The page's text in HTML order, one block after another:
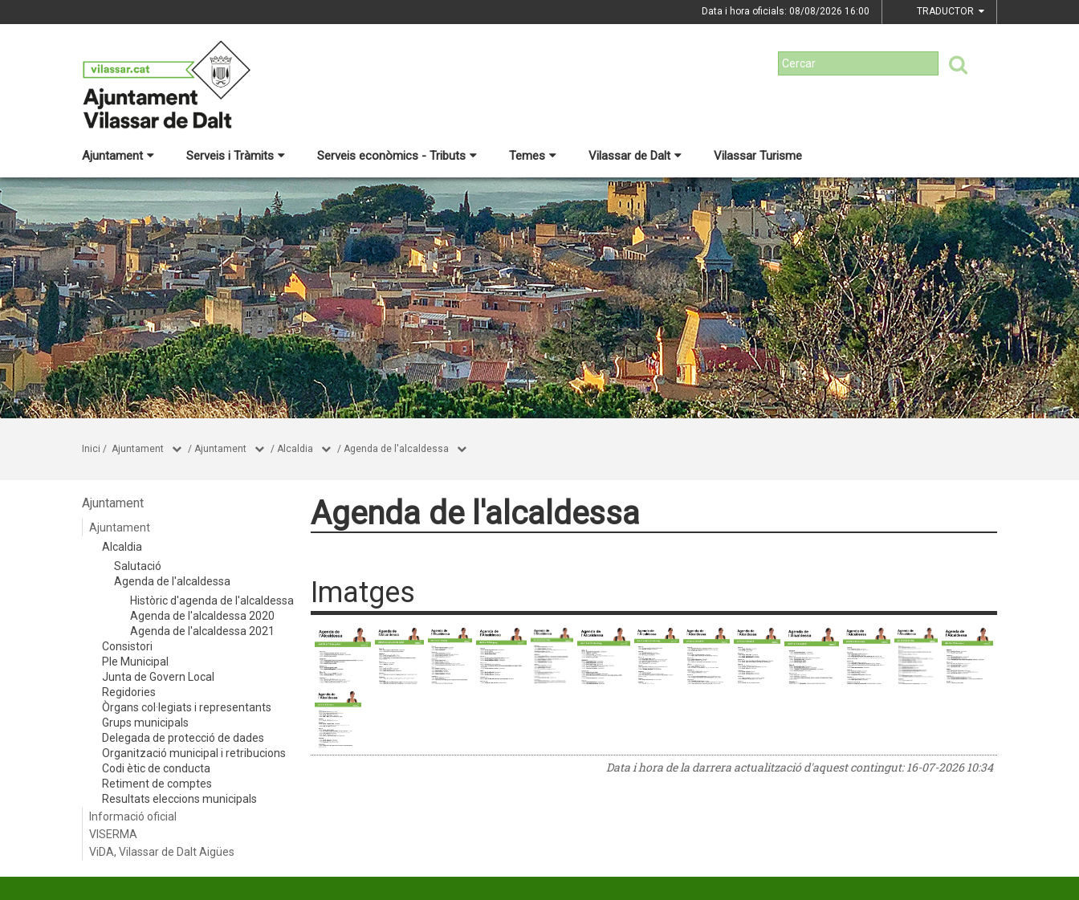
Data i hora oficials: 08/08/2026 16:00 TRADUCTOR
Ajuntament Serveis i Tràmits Serveis econòmics - Tributs Temes Vilassar de Dalt Vilassar Turisme
Inici / Ajuntament / Ajuntament / Alcaldia / Agenda de l'alcaldessa
Ajuntament
Ajuntament
Alcaldia
Salutació
Agenda de l'alcaldessa
Històric d'agenda de l'alcaldessa
Agenda de l'alcaldessa 2020
Agenda de l'alcaldessa 2021
Consistori
Ple Municipal
Junta de Govern Local
Regidories
Òrgans col·legiats i representants
Grups municipals
Delegada de protecció de dades
Organització municipal i retribucions
Codi ètic de conducta
Retiment de comptes
Resultats eleccions municipals
Informació oficial
VISERMA
ViDA, Vilassar de Dalt Aigües
Agenda de l'alcaldessa
Imatges
Data i hora de la darrera actualització d'aquest contingut:16-07-2026 10:34